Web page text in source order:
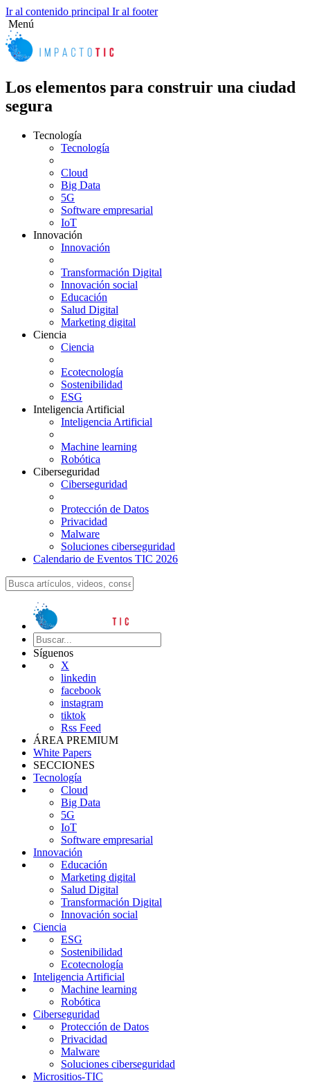
Ir al contenido principal Ir al footer
Menú
Los elementos para construir una ciudad
segura
Tecnología
Tecnología
Cloud
Big Data
5G
Software empresarial
IoT
Innovación
Innovación
Transformación Digital
Innovación social
Educación
Salud Digital
Marketing digital
Ciencia
Ciencia
Ecotecnología
Sostenibilidad
ESG
Inteligencia Artificial
Inteligencia Artificial
Machine learning
Robótica
Ciberseguridad
Ciberseguridad
Protección de Datos
Privacidad
Malware
Soluciones ciberseguridad
Calendario de Eventos TIC 2026
Síguenos
X
linkedin
facebook
instagram
tiktok
Rss Feed
ÁREA PREMIUM
White Papers
SECCIONES
Tecnología
Cloud
Big Data
5G
IoT
Software empresarial
Innovación
Educación
Marketing digital
Salud Digital
Transformación Digital
Innovación social
Ciencia
ESG
Sostenibilidad
Ecotecnología
Inteligencia Artificial
Machine learning
Robótica
Ciberseguridad
Protección de Datos
Privacidad
Malware
Soluciones ciberseguridad
Micrositios-TIC